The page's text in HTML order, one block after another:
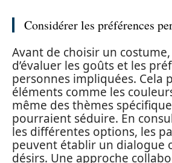
Considérer les préférences
Avant de choisir un
d’évaluer les goûts et les
personnes impliquées. Cela
éléments comme les
même des thèmes
pourraient séduire. En
les différentes options, les
peuvent établir un dialogue
désirs. Une approche